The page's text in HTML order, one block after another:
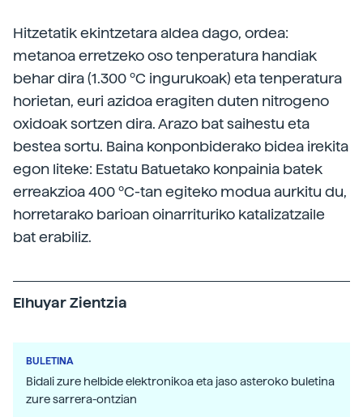
Hitzetatik ekintzetara aldea dago, ordea:
metanoa erretzeko oso tenperatura handiak
behar dira (1.300 ºC ingurukoak) eta tenperatura
horietan, euri azidoa eragiten duten nitrogeno
oxidoak sortzen dira. Arazo bat saihestu eta
bestea sortu. Baina konponbiderako bidea irekita
egon liteke: Estatu Batuetako konpainia batek
erreakzioa 400 ºC-tan egiteko modua aurkitu du,
horretarako barioan oinarrituriko katalizatzaile
bat erabiliz.
Elhuyar Zientzia
BULETINA
Bidali zure helbide elektronikoa eta jaso asteroko buletina
zure sarrera-ontzian